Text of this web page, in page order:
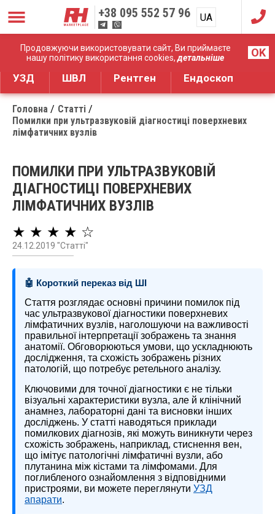
Продовжуючи використовувати сайт, Ви приймаєте
нашу політику використання cookies,детальніше OK
+38 095 552 57 96 UA
RU
Дистрибуція медичного обладнання
УЗД ШВЛ Рентген Ендоскоп
Головна
Статті
Помилки при ультразвуковій діагностиці поверхневих
лімфатичних вузлів
ПОМИЛКИ ПРИ УЛЬТРАЗВУКОВІЙ
ДІАГНОСТИЦІ ПОВЕРХНЕВИХ
ЛІМФАТИЧНИХ ВУЗЛІВ
★ ★ ★ ★ ☆
24.12.2019 "Статті"
🤖 Короткий переказ від ШІ
Стаття розглядає основні причини помилок під
час ультразвукової діагностики поверхневих
лімфатичних вузлів, наголошуючи на важливості
правильної інтерпретації зображень та знання
анатомії. Обговорюються умови, що ускладнюють
дослідження, та схожість зображень різних
патологій, що потребує ретельного аналізу.
Ключовими для точної діагностики є не тільки
візуальні характеристики вузла, але й клінічний
анамнез, лабораторні дані та висновки інших
досліджень. У статті наводяться приклади
помилкових діагнозів, які можуть виникнути через
схожість зображень, наприклад, стиснення вен,
що імітує патологічні лімфатичні вузли, або
плутанина між кістами та лімфомами. Для
поглибленого ознайомлення з відповідними
пристроями, ви можете переглянути УЗД
апарати.